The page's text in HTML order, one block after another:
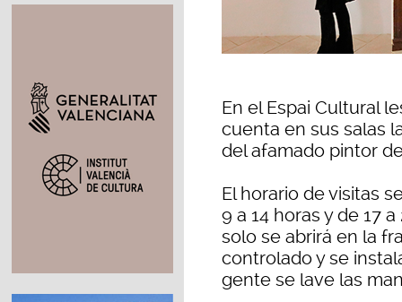
En el Espai Cultural
cuenta en sus salas
del afamado pintor
El horario de visitas
9 a 14 horas y de 17
solo se abrirá en la
controlado y se
gente se lave las